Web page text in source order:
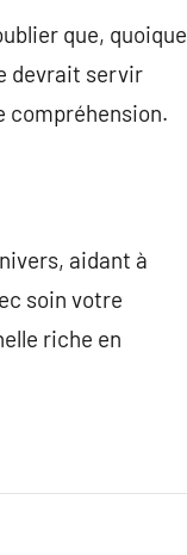
que, quoique
devrait servir
compréhension.
aidant à
soin votre
riche en